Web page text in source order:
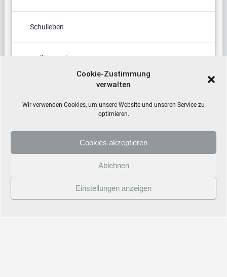
Cookie-Zustimmung
verwalten
Wir verwenden Cookies, um unsere Website und unseren Service zu
optimieren.
Cookies akzeptieren
Ablehnen
Einstellungen anzeigen
Schulleben
Stellenanzeige